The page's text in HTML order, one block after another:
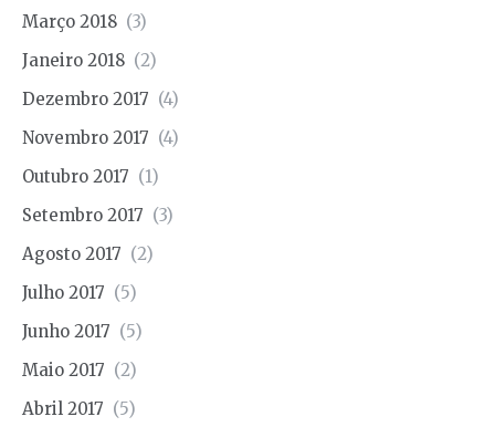
Março 2018 (3)
Janeiro 2018 (2)
Dezembro 2017 (4)
Novembro 2017 (4)
Outubro 2017 (1)
Setembro 2017 (3)
Agosto 2017 (2)
Julho 2017 (5)
Junho 2017 (5)
Maio 2017 (2)
Abril 2017 (5)